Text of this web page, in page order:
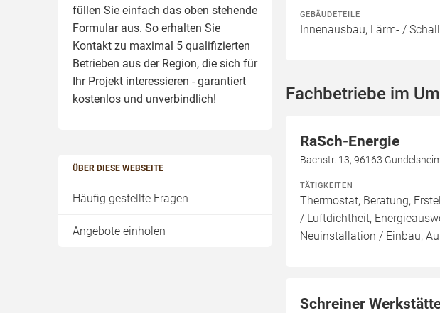
füllen Sie einfach das oben stehende
Formular aus. So erhalten Sie
Kontakt zu maximal 5 qualifizierten
Betrieben aus der Region, die sich für
Ihr Projekt interessieren - garantiert
kostenlos und unverbindlich!
ÜBER DIESE WEBSEITE
Häufig gestellte Fragen
Angebote einholen
GEBÄUDETEILE
Innenausbau, Lärm- /
Fachbetriebe im
RaSch-Energie
Bachstr. 13, 96163
TÄTIGKEITEN
Thermostat, Beratung,
/ Luftdichtheit,
Neuinstallation / Einbau,
Schreiner